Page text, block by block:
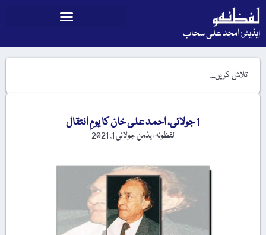
ایڈیٹر: امجد علی سحاب
1 جولائی، احمد علی خان کا یومِ انتقال
لفظونہ ایڈمنجولائی 1, 2021